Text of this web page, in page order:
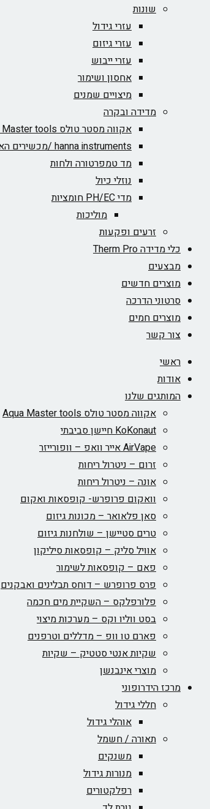
שונות
עזרי גידול
עזרי גיזום
עזרי ייבוש
אחסון ושימור
מיצויים שמנים
מדידה ובקרה
אקווה מסטר טולס Aqua Master tools
hanna instruments /מכשירים האנה
מד טמפרטורה ולחות
נוזלי כיול
מדי PH/EC חומציות
מוליכות
זרעים ופקעות
כלי מדידה Therm Pro
מבצעים
מוצרים חדשים
סרטוני הדרכה
מוצרים חמים
צור קשר
ראשי
אודות
המותגים שלנו
אקווה מסטר טולס Aqua Master tools
KoKonaut חיישן סביבתי
AirVape אייר וואפ – וופורייזר
זרום – ניטרול ריחות
אונה – ניטרול ריחות
וואקום פרופרש- קופסאות ואקום
סאן פלאואר – מכונות גיזום
טרים סטיישן – שולחנות גיזום
אוויל סליק – קופסאות סיליקון
פאם – קופסאות לשימור
פרס פרופרש – דוחס תבלינים ואבקנים
פלורפלקס – השקיית מים חכמה
בסט ווליו וקס – מערכות מיצוי
פארם טו וופ – מדללים וטרפנים
שקיות אנטי סטטיק – שקיות
מוצרי אינבנשן
מרכז הידרופוני
חללי גידול
אוהלי גידול
תאורה / חשמל
משנקים
מנורות גידול
רפלקטורים